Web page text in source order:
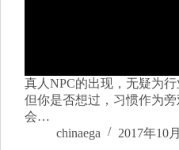
真人NPC的出现，无疑为行
但你是否想过，习惯作为
会…
chinaega
2017年10